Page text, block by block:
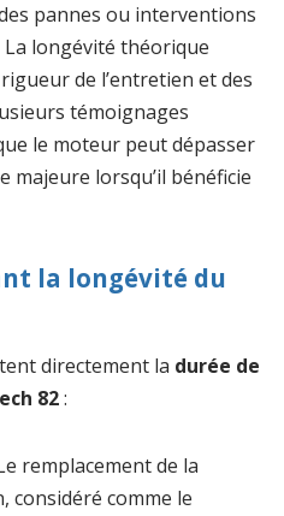
pannes ou interventions
La longévité théorique
de l’entretien et des
témoignages
le moteur peut dépasser
majeure lorsqu’il bénéficie
la longévité du
directement la durée de
82:
remplacement de la
comme le